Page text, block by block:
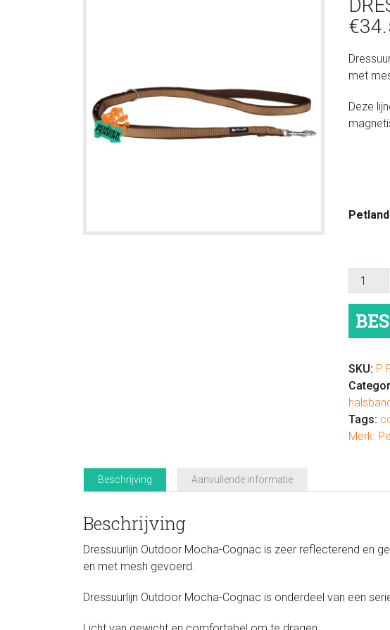
€
met
Deze
Outdoor
Cognac
aantal
SKU: P
Tags:
Merk:
Beschrijving Aanvullende informatie
Beschrijving
Dressuurlijn Outdoor Mocha-Cognac is zeer reflecterend en
en met mesh gevoerd.
Dressuurlijn Outdoor Mocha-Cognac is onderdeel van een